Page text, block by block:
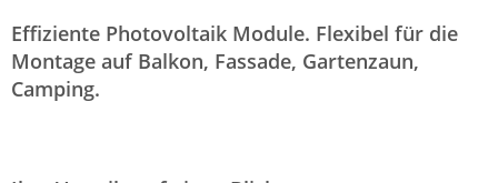
Effiziente Photovoltaik Module. Flexibel für die
Montage auf Balkon, Fassade, Gartenzaun,
Camping.